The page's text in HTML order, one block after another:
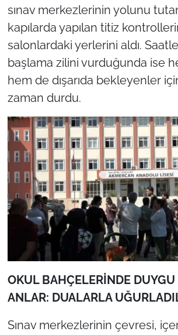
sınav merkezlerinin yolunu
kapılarda yapılan titiz
salonlardaki yerlerini aldı.
başlama zilini vurduğunda ise
hem de dışarıda bekleyenler
zaman durdu.
OKUL BAHÇELERİNDE
ANLAR: DUALARLA
Sınav merkezlerinin çevresi,